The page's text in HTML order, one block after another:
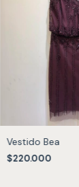
Vestido Bea
$220.000